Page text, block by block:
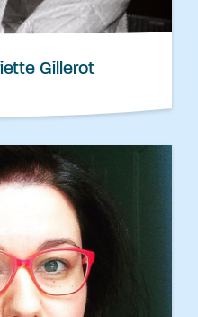
Gillerot